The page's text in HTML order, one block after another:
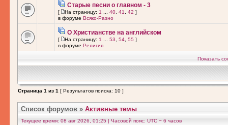
Старые песни о главном - 3
[ На страницу: 1 40 41 42 ]
в форуме Всяко-Разно
О Христианстве на английском
[ На страницу: 1 53 54 55 ]
в форуме Религия
Показать
Страница 1 из 1 [ Результатов поиска: 10 ]
Список форумов » Активные темы
Текущее время: 08 авг 2026, 01:25 | Часовой пояс: UTC − 6 часов